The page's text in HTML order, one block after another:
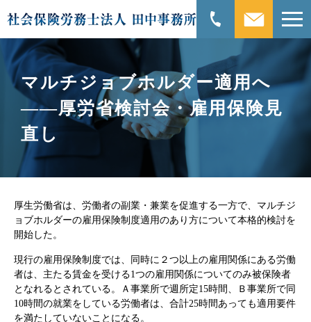
マルチジョブホルダー適用へ
――厚労省検討会・雇用保険見
直し
厚生労働省は、労働者の副業・兼業を促進する一方で、マルチジ
ョブホルダーの雇用保険制度適用のあり方について本格的検討を
開始した。
現行の雇用保険制度では、同時に２つ以上の雇用関係にある労働
者は、主たる賃金を受ける1つの雇用関係についてのみ被保険者
となれるとされている。Ａ事業所で週所定15時間、Ｂ事業所で同
10時間の就業をしている労働者は、合計25時間あっても適用要件
を満たしていないことになる。